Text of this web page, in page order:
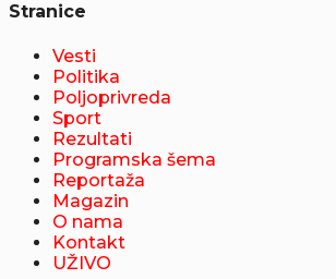
Stranice
Vesti
Politika
Poljoprivreda
Sport
Rezultati
Programska šema
Reportaža
Magazin
O nama
Kontakt
UŽIVO